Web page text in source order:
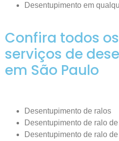
Desentupimento em
Confira todos
serviços de
em São Paulo
Desentupimento de ralos
Desentupimento de ralo
Desentupimento de ralo